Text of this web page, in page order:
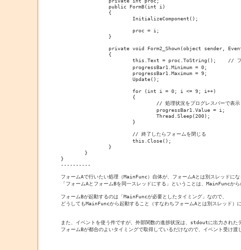
}
----------
フォームAで行いたい処理（MainFunc）自体が、フォームAとは別スレッドに
「フォームAとフォームBを同一スレッドにする」ということは、MainFuncか
フォームBが起動するのは「MainFuncが必要としたタイミング」なので、
どうしてもMainFuncから起動すること（すなわちフォームAとは別スレッド）
また、イベントを使う件ですが、外部関数の進捗状況は、stdoutに出力された
フォームBが都合のよいタイミングで取得しているだけなので、イベント受け渡